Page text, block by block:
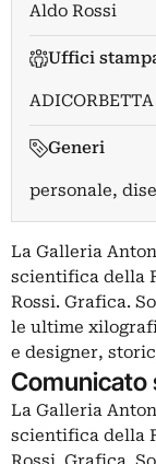
Aldo Rossi
Uffici
ADICORBETTA
Generi
personale,
La Galleria
scientifica della
Rossi. Grafica.
le ultime
e designer,
Comunicato
La Galleria
scientifica della